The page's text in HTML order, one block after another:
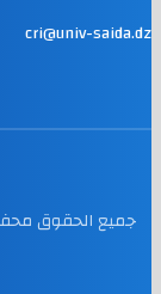
cri@univ-saida.dz